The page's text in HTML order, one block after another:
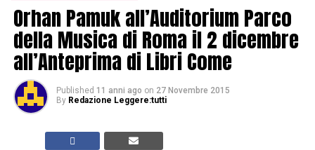
Orhan Pamuk all’Auditorium Parco
della Musica di Roma il 2 dicembre
all’Anteprima di Libri Come
Published 11 anni ago on 27 Novembre 2015
By Redazione Leggere:tutti